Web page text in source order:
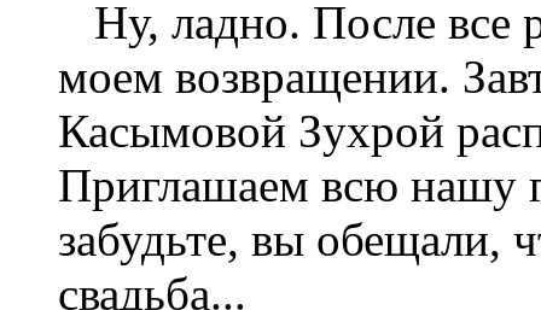
Ну, ладно. После все
моем возвращении.
Касымовой Зухрой
Приглашаем всю нашу
забудьте, вы обещали,
свадьба...